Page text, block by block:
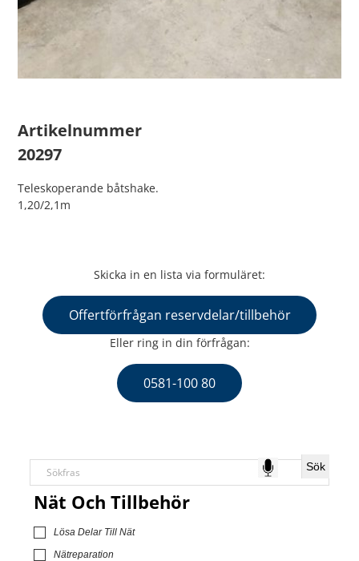
Artikelnummer
20297
Teleskoperande båtshake.
1,20/2,1m
Skicka in en lista via formuläret:
Offertförfrågan reservdelar/tillbehör
Eller ring in din förfrågan:
0581-100 80
Nät Och Tillbehör
Lösa Delar Till Nät
Nätreparation